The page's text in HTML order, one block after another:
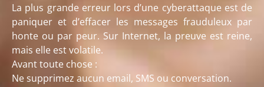
La plus grande erreur lors d’une cyberattaque est de
paniquer et d’effacer les messages frauduleux par
honte ou par peur. Sur Internet, la preuve est reine,
mais elle est volatile.
Avant toute chose :
Ne supprimez aucun email, SMS ou conversation.